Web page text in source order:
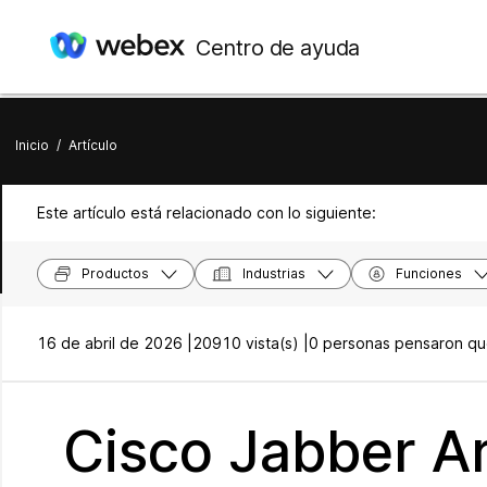
Centro de ayuda
Inicio / Artículo
Este artículo está relacionado con lo siguiente:
Productos Industrias Funciones
16 de abril de 2026 | 20910 vista(s) | 0 personas pensaron
Cisco Jabber